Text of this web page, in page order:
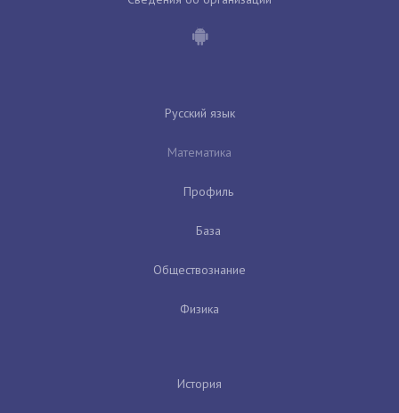
Русский язык
Математика
Профиль
База
Обществознание
Физика
История